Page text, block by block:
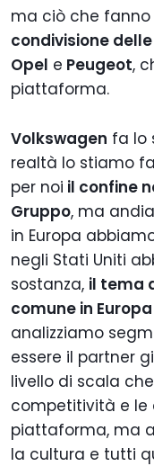
ma ciò che
condivisione
Opel e Peugeot,
piattaforma.
Volkswagen fa lo
realtà lo stiamo
per noi il confine
Gruppo, ma
in Europa
negli Stati Uniti
sostanza, il tema
comune in Europa
analizziamo
essere il partner
livello di scala
competitività e
piattaforma, ma
la cultura e tutti